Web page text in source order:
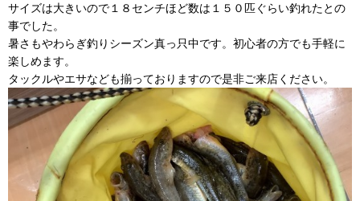
サイズは大きいので１８センチほど数は１５０匹ぐらい釣れたとの
事でした。
暑さもやわらぎ釣りシーズン真っ只中です。初心者の方でも手軽に
楽しめます。
タックルやエサなども揃っておりますので是非ご来店ください。